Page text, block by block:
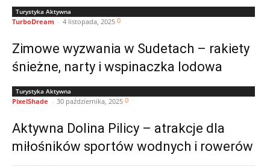
Turystyka Aktywna
TurboDream - 4 listopada, 2025 0
Zimowe wyzwania w Sudetach – rakiety
śnieżne, narty i wspinaczka lodowa
Turystyka Aktywna
PixelShade - 30 października, 2025 0
Aktywna Dolina Pilicy – atrakcje dla
miłośników sportów wodnych i rowerów